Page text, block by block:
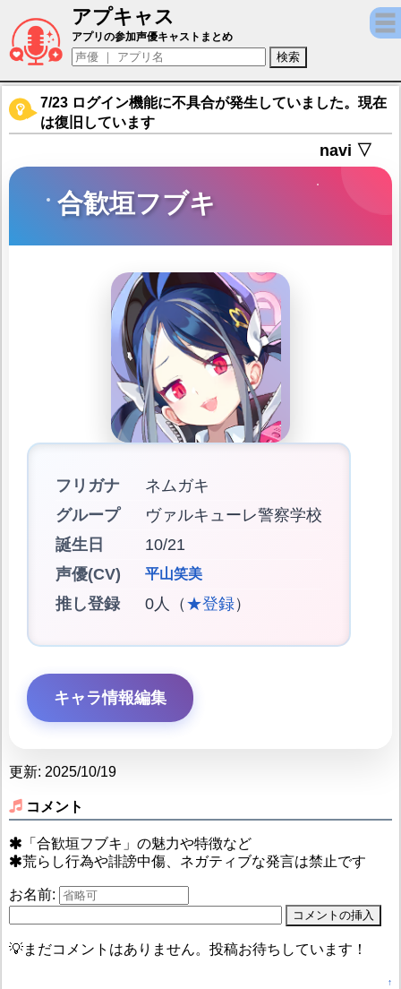
アプキャス
合歓垣フブキ（声優：平山笑美)【ブルーア
アプリの参加声優キャストまとめ
7/23 ログイン機能に不具合が発生していました。現在
は復旧しています
navi ▽
合歓垣フブキ
フリガナ
ネムガキ
グループ
ヴァルキューレ警察学校
誕生日
10/21
声優(CV)
平山笑美
推し登録 0人（ ★登録）
キャラ情報編集
更新: 2025/10/19
コメント
「合歓垣フブキ」の魅力や特徴など
荒らし行為や誹謗中傷、ネガティブな発言は禁止です
お名前:
💡まだコメントはありません。投稿お待ちしています！
↑